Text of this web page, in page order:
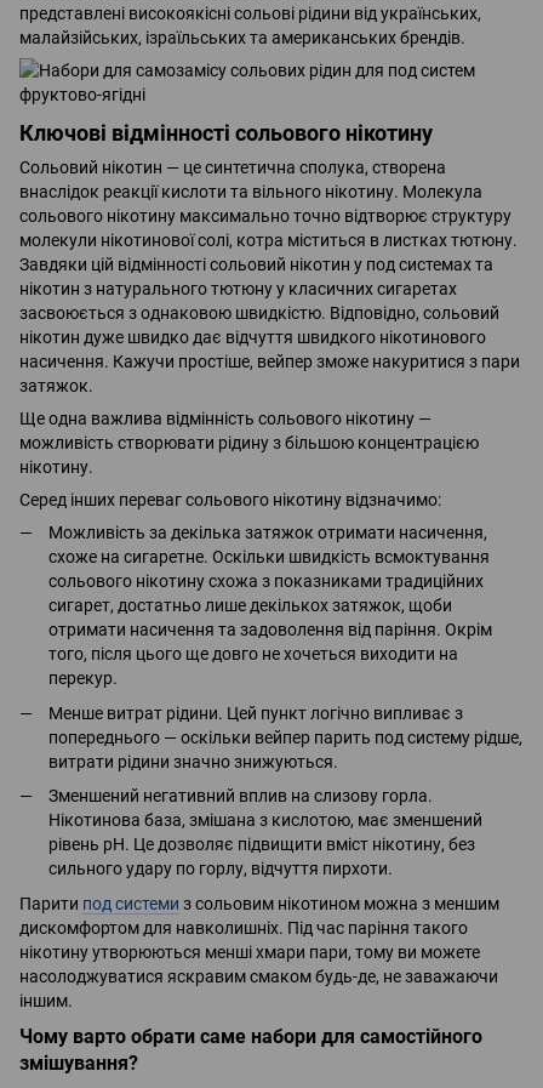
представлені високоякісні сольові рідини від українських,
малайзійських, ізраїльських та американських брендів.
Ключові відмінності сольового нікотину
Сольовий нікотин — це синтетична сполука, створена
внаслідок реакції кислоти та вільного нікотину. Молекула
сольового нікотину максимально точно відтворює структуру
молекули нікотинової солі, котра міститься в листках тютюну.
Завдяки цій відмінності сольовий нікотин у под системах та
нікотин з натурального тютюну у класичних сигаретах
засвоюється з однаковою швидкістю. Відповідно, сольовий
нікотин дуже швидко дає відчуття швидкого нікотинового
насичення. Кажучи простіше, вейпер зможе накуритися з пари
затяжок.
Ще одна важлива відмінність сольового нікотину —
можливість створювати рідину з більшою концентрацією
нікотину.
Серед інших переваг сольового нікотину відзначимо:
Можливість за декілька затяжок отримати насичення,
схоже на сигаретне. Оскільки швидкість всмоктування
сольового нікотину схожа з показниками традиційних
сигарет, достатньо лише декількох затяжок, щоби
отримати насичення та задоволення від паріння. Окрім
того, після цього ще довго не хочеться виходити на
перекур.
Менше витрат рідини. Цей пункт логічно випливає з
попереднього — оскільки вейпер парить под систему рідше,
витрати рідини значно знижуються.
Зменшений негативний вплив на слизову горла.
Нікотинова база, змішана з кислотою, має зменшений
рівень pH. Це дозволяє підвищити вміст нікотину, без
сильного удару по горлу, відчуття пирхоти.
Парити под системи з сольовим нікотином можна з меншим
дискомфортом для навколишніх. Під час паріння такого
нікотину утворюються менші хмари пари, тому ви можете
насолоджуватися яскравим смаком будь-де, не заважаючи
іншим.
Чому варто обрати саме набори для самостійного
змішування?